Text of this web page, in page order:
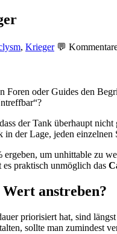
, Krieger 💬
Foren oder Guides den
der Tank überhaupt
in der Lage, jeden
um unhittable zu
es praktisch unmöglich das
anstreben?
priorisiert hat, sind
sollte man zumindest